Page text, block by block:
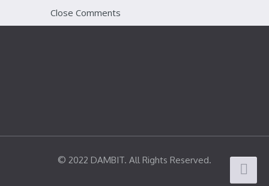
Close Comments
© 2022 DAMBIT. All Rights Reserved.